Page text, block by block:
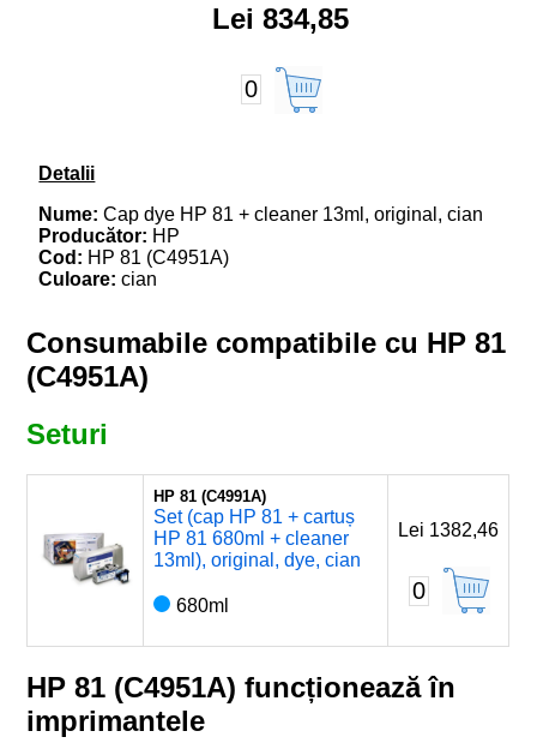
Lei 834,85
0
Detalii
Nume: Cap dye HP 81 + cleaner 13ml, original, cian
Producător: HP
Cod: HP 81 (C4951A)
Culoare: cian
Consumabile compatibile cu HP 81
(C4951A)
Seturi
HP 81 (C4991A)
Set (cap HP 81 + cartuș
HP 81 680ml + cleaner
13ml), original, dye, cian
680ml
Lei 1382,46
0
HP 81 (C4951A) funcționează în
imprimantele